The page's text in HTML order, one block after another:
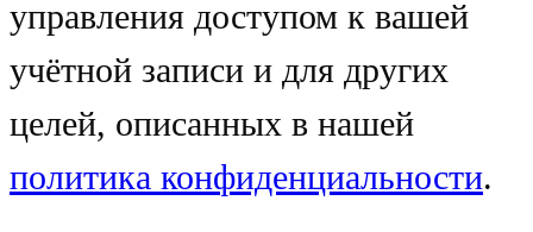
управления доступом к вашей
учётной записи и для других
целей, описанных в нашей
политика конфиденциальности.